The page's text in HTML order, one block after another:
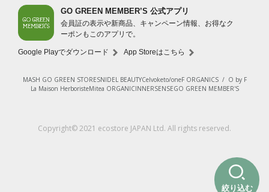
絞り込む
会社案内 ご利用規約
プライバシーポリシー
特定商取引法に基づく表示
免責事項
法人会員サービス
New Zealand Site
GO GREEN MEMBER’S 公式アプリ
会員証の表示や新商品、キャンペーン情報、お得なク
ーポンもこのアプリで。
Google Playでダウンロード App Storeはこちら
MASH GO GREEN STORESNIDEL BEAUTYCelvoketo/oneF ORGANICS/ O by F
La Maison HerboristeMitea ORGANICINNERSENSEGO GREEN MEMBER'S
Copyright© 2021 ecostore JAPAN Ltd. All rights reserved.